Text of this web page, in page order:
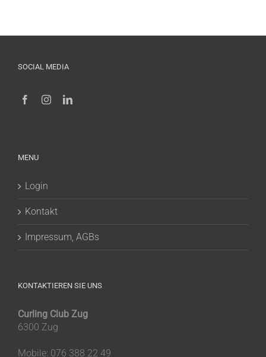
SOCIAL MEDIA
MENU
Login
Kontakt
Impressum, AGBs
KONTAKTIEREN SIE UNS
Curling Club Zug
6300 Zug
Mobile: 076 388 22 49